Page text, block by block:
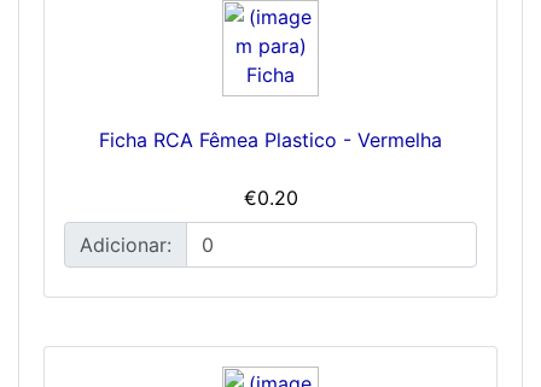
Ficha RCA Fêmea Plastico - Vermelha
€0.20
Adicionar: